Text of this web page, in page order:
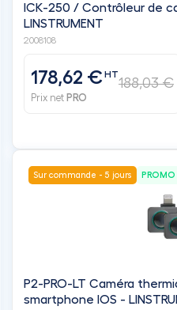
ICK-250 / Contrôleur de
LINSTRUMENT
2008108
178,62 €HT
Prix net PRO
188,03 €
Sur commande - 5 jours PROMO
P2-PRO-LT Caméra
smartphone IOS -